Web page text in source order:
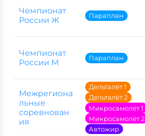
Чемпионат
России Ж
Параплан
Чемпионат
России М
Параплан
Межрегиона
льные
соревнован
ия
Дельталёт 1
Дельталёт 2
Микросамолёт 1
Микросамолёт 2
Автожир